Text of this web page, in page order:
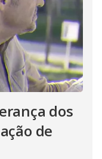
dos
de